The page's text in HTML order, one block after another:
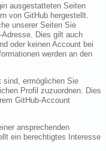
ausgestatteten Seiten
von GitHub hergestellt.
unserer Seiten Sie
Dies gilt auch
oder keinen Account bei
werden an den
sind, ermöglichen Sie
Profil zuzuordnen. Dies
GitHub-Account
ansprechenden
ein berechtigtes Interesse